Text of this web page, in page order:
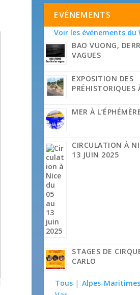
EVÉNEMENTS
Voir les événements du
BAO VUONG,
VAGUES
EXPOSITION DES
PRÉHISTORIQUES
MER À
CIRCULATION À
13 JUIN 2025
STAGES DE
CARLO
Tous | Alpes-Maritimes